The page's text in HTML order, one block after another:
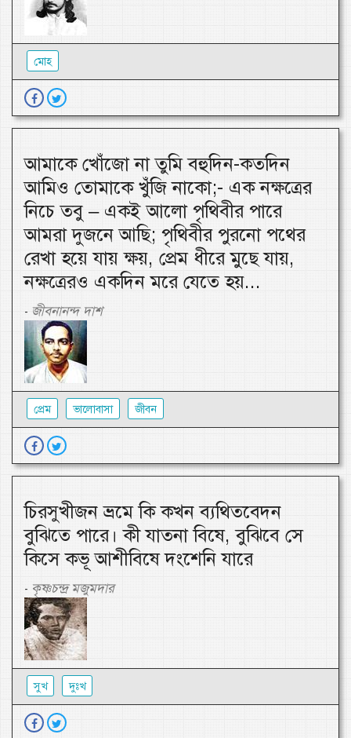
মোহ
আমাকে খোঁজো না তুমি বহুদিন-কতদিন
আমিও তোমাকে খুঁজি নাকো;- এক নক্ষত্রের
নিচে তবু – একই আলো পৃথিবীর পারে
আমরা দুজনে আছি; পৃথিবীর পুরনো পথের
রেখা হয়ে যায় ক্ষয়, প্রেম ধীরে মুছে যায়,
নক্ষত্রেরও একদিন মরে যেতে হয়...
- জীবনানন্দ দাশ
প্রেম ভালোবাসা জীবন
চিরসুখীজন ভ্রমে কি কখন ব্যথিতবেদন
বুঝিতে পারে। কী যাতনা বিষে, বুঝিবে সে
কিসে কভূ আশীবিষে দংশেনি যারে
- কৃষ্ণচন্দ্র মজুমদার
সুখ দুঃখ